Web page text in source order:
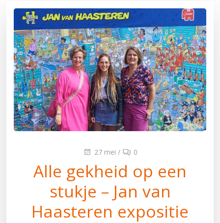
27 mei / 0
Alle gekheid op een
stukje – Jan van
Haasteren expositie